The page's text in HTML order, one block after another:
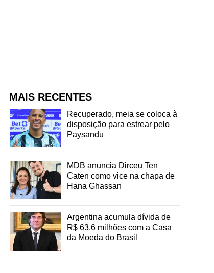
MAIS RECENTES
Recuperado, meia se coloca à
disposição para estrear pelo
Paysandu
MDB anuncia Dirceu Ten
Caten como vice na chapa de
Hana Ghassan
Argentina acumula dívida de
R$ 63,6 milhões com a Casa
da Moeda do Brasil